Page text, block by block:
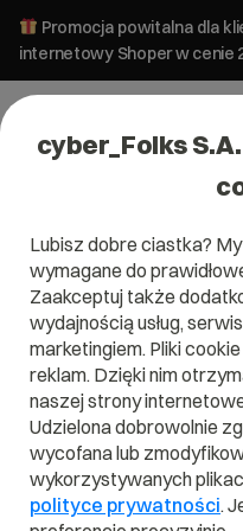
Promocja powitalna dla
internetowy Shoper w cenie
Pomoc»Poczta»
antywirusowa poczty e-
Ochrona
mail
Poczta
cyber_Folks
Lubisz dobre ciastka?
wymagane do
Zaakceptuj także
wydajnością usług,
marketingiem. Pliki
reklam. Dzięki nim
naszej strony
Udzielona dobrowolnie
wycofana lub
wykorzystywanych
polityce prywatności.